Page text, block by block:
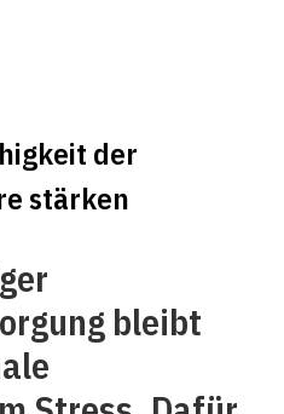
der
stärken
bleibt